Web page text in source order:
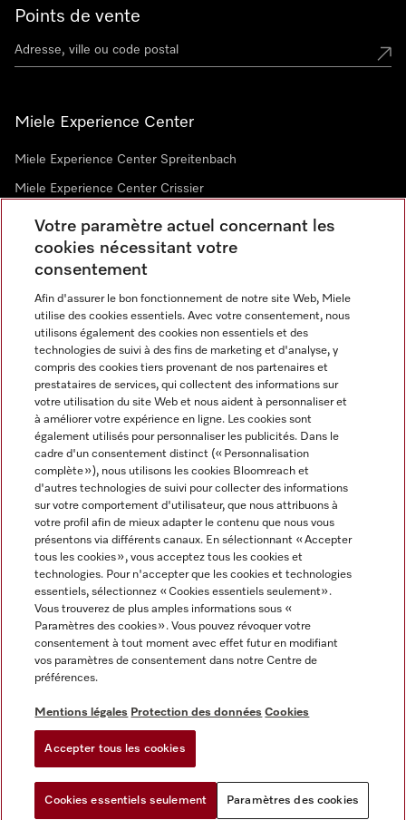
Points de vente
Miele Experience Center
Miele Experience Center Spreitenbach
Miele Experience Center Crissier
Newsletter
Langue
FRANÇAIS
Mentions légales
CGV
Protection des données
Paramètres des cookies
Miele sur Youtube
Votre paramètre actuel concernant les
cookies nécessitant votre
consentement
Afin d'assurer le bon fonctionnement de notre site Web, Miele
utilise des cookies essentiels. Avec votre consentement, nous
utilisons également des cookies non essentiels et des
technologies de suivi à des fins de marketing et d'analyse, y
compris des cookies tiers provenant de nos partenaires et
prestataires de services, qui collectent des informations sur
votre utilisation du site Web et nous aident à personnaliser et
à améliorer votre expérience en ligne. Les cookies sont
également utilisés pour personnaliser les publicités. Dans le
cadre d'un consentement distinct (« Personnalisation
complète »), nous utilisons les cookies Bloomreach et
d'autres technologies de suivi pour collecter des informations
sur votre comportement d'utilisateur, que nous attribuons à
votre profil afin de mieux adapter le contenu que nous vous
présentons via différents canaux. En sélectionnant « Accepter
tous les cookies », vous acceptez tous les cookies et
technologies. Pour n'accepter que les cookies et technologies
essentiels, sélectionnez « Cookies essentiels seulement».
Vous trouverez de plus amples informations sous «
Paramètres des cookies ». Vous pouvez révoquer votre
consentement à tout moment avec effet futur en modifiant
vos paramètres de consentement dans notre Centre de
préférences.
Mentions légales Protection des données Cookies
Accepter tous les cookies
Cookies essentiels seulement Paramètres des cookies